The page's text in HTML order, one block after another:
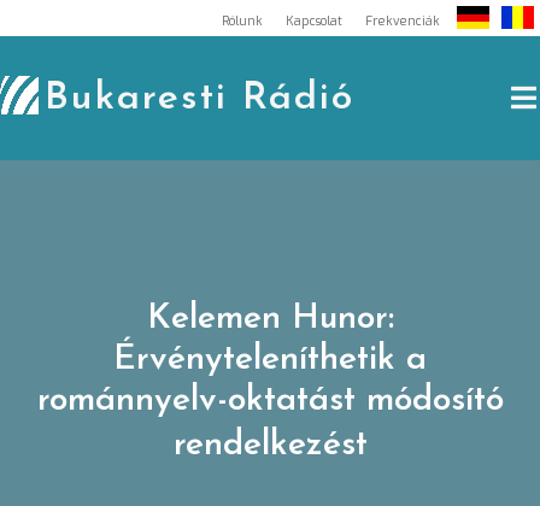
to
content
Rólunk Kapcsolat Frekvenciák
Bukaresti Rádió
Kelemen Hunor:
Érvényteleníthetik a
románnyelv-oktatást módosító
rendelkezést